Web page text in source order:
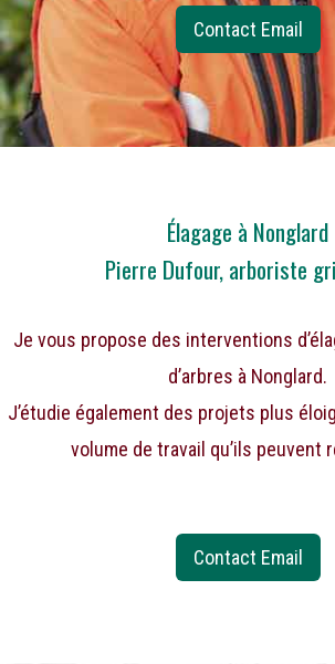
Contact Email
Élagage à Nonglard
Pierre Dufour, arboriste
Je vous propose des interventions
d’arbres à Nonglard.
J’étudie également des projets plus
volume de travail qu’ils peuvent
Contact Email